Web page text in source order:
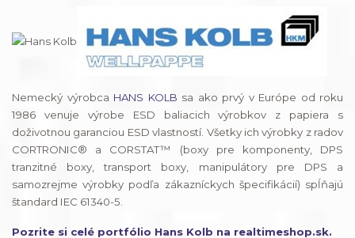
Nemecký výrobca HANS KOLB sa ako prvý v Európe od roku
1986 venuje výrobe ESD baliacich výrobkov z papiera s
doživotnou garanciou ESD vlastností. Všetky ich výrobky z radov
CORTRONIC® a CORSTAT™ (boxy pre komponenty, DPS
tranzitné boxy, transport boxy, manipulátory pre DPS a
samozrejme výrobky podľa zákazníckych špecifikácií) spĺňajú
štandard IEC 61340-5.
Pozrite si celé portfólio Hans Kolb na realtimeshop.sk.